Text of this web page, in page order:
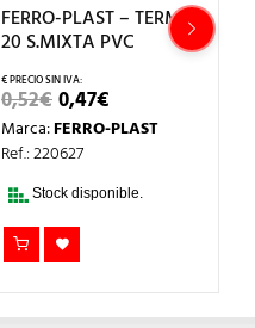
FERRO-PLAST – TERM.M-
20 S.MIXTA PVC
0,52€EL
PRECIO
ORIGINAL
ERA:
0,47€PRECIO
ACTUAL
Marca:FERRO-PLAST
Ref.: 220627
Stock disponible.